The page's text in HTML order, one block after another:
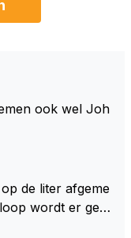
ook wel Joh
de liter afgeme